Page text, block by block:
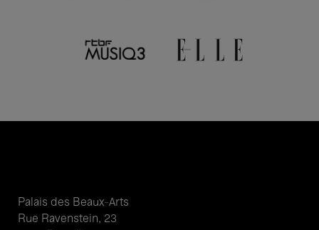
Palais des Beaux-Arts
Rue Ravenstein, 23